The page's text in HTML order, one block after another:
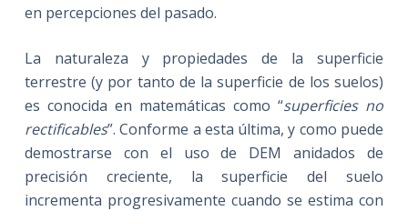
en percepciones del pasado.
La naturaleza y propiedades de la superficie
terrestre (y por tanto de la superficie de los suelos)
es conocida en matemáticas como “superficies no
rectificables”. Conforme a esta última, y como puede
demostrarse con el uso de DEM anidados de
precisión creciente, la superficie del suelo
incrementa progresivamente cuando se estima con